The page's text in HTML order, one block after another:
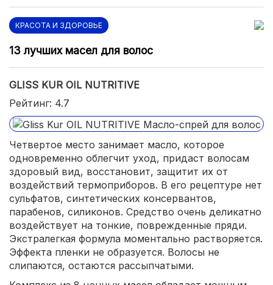
КРАСОТА И ЗДОРОВЬЕ
13 лучших масел для волос
GLISS KUR OIL NUTRITIVE
Рейтинг: 4.7
Четвертое место занимает масло, которое
одновременно облегчит уход, придаст волосам
здоровый вид, восстановит, защитит их от
воздействий термоприборов. В его рецептуре нет
сульфатов, синтетических консервантов,
парабенов, силиконов. Средство очень деликатно
воздействует на тонкие, поврежденные пряди.
Экстралегкая формула моментально растворяется.
Эффекта пленки не образуется. Волосы не
слипаются, остаются рассыпчатыми.